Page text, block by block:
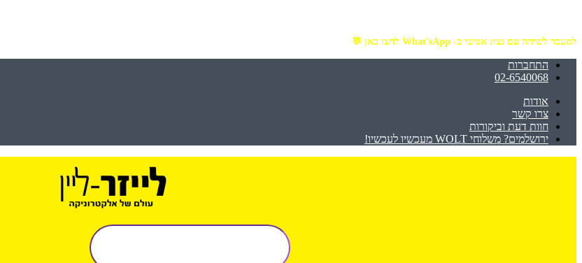
למעבר לשיחה עם נציג אנושי ב- What'sApp לחצו כאן 💬
התחברות
02-6540068
אודות
צרו קשר
חוות דעת וביקורות
ירושלמים? משלוחי WOLT מעכשיו לעכשיו!